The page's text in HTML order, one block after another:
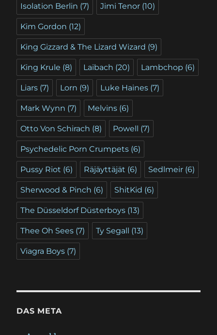
Isolation Berlin (7) Jimi Tenor (10)
Kim Gordon (12)
King Gizzard & The Lizard Wizard (9)
King Krule (8) Laibach (20) Lambchop (6)
Liars (7) Lorn (9) Luke Haines (7)
Mark Wynn (7) Melvins (6)
Otto Von Schirach (8) Powell (7)
Psychedelic Porn Crumpets (6)
Pussy Riot (6) Räjäyttäjät (6) Sedlmeir (6)
Sherwood & Pinch (6) ShitKid (6)
The Düsseldorf Düsterboys (13)
Thee Oh Sees (7) Ty Segall (13)
Viagra Boys (7)
DAS META